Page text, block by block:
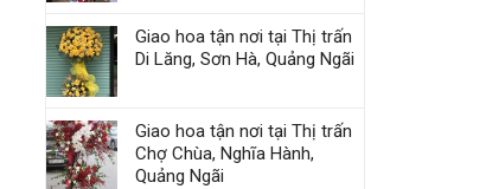
Giao hoa tận nơi tại Thị trấn
Di Lăng, Sơn Hà, Quảng Ngãi
Giao hoa tận nơi tại Thị trấn
Chợ Chùa, Nghĩa Hành,
Quảng Ngãi